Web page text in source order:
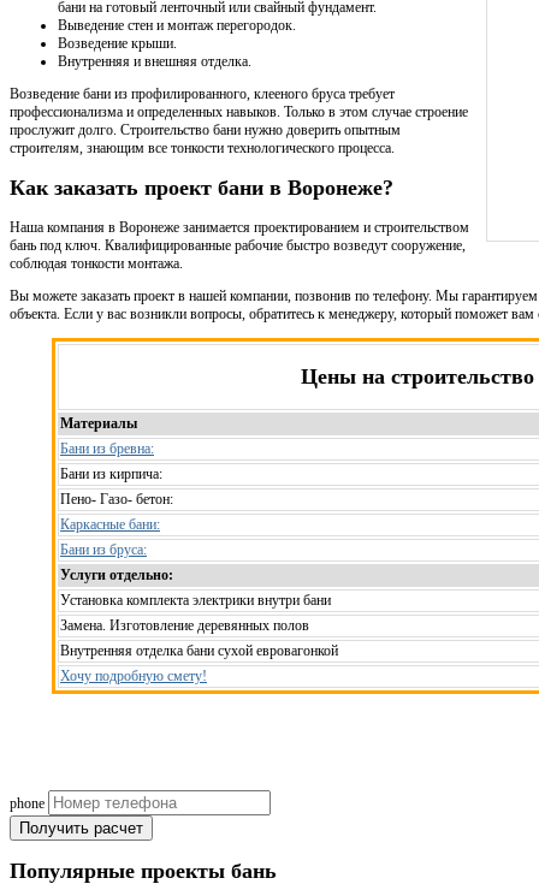
бани на готовый ленточный или свайный фундамент.
Выведение стен и монтаж перегородок.
Возведение крыши.
Внутренняя и внешняя отделка.
Возведение бани из профилированного, клееного бруса требует
профессионализма и определенных навыков. Только в этом случае строение
прослужит долго. Строительство бани нужно доверить опытным
строителям, знающим все тонкости технологического процесса.
Как заказать проект бани в Воронеже?
Наша компания в Воронеже занимается проектированием и строительством
бань под ключ. Квалифицированные рабочие быстро возведут сооружение,
соблюдая тонкости монтажа.
Вы можете заказать проект в нашей компании, позвонив по телефону. Мы
объекта. Если у вас возникли вопросы, обратитесь к менеджеру, который поможет
Цены на строительство
Материалы
Бани из бревна:
Бани из кирпича:
Пено- Газо- бетон:
Каркасные бани:
Бани из бруса:
Услуги отдельно:
Установка комплекта электрики внутри бани
Замена. Изготовление деревянных полов
Внутренняя отделка бани сухой евровагонкой
Хочу подробную смету!
phone
Получить расчет
Популярные проекты бань